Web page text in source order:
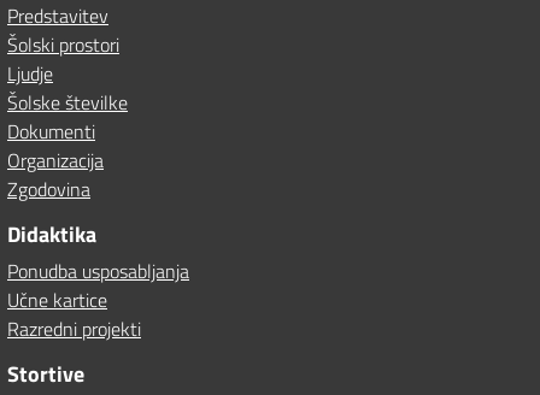
Predstavitev
Šolski prostori
Ljudje
Šolske številke
Dokumenti
Organizacija
Zgodovina
Didaktika
Ponudba usposabljanja
Učne kartice
Razredni projekti
Stortive